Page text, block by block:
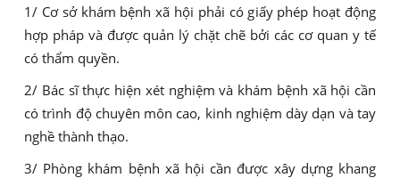
1/ Cơ sở khám bệnh xã hội phải có giấy phép hoạt động
hợp pháp và được quản lý chặt chẽ bởi các cơ quan y tế
có thẩm quyền.
2/ Bác sĩ thực hiện xét nghiệm và khám bệnh xã hội cần
có trình độ chuyên môn cao, kinh nghiệm dày dạn và tay
nghề thành thạo.
3/ Phòng khám bệnh xã hội cần được xây dựng khang